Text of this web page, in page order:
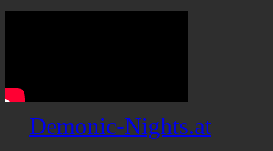
Demonic-Nights.at